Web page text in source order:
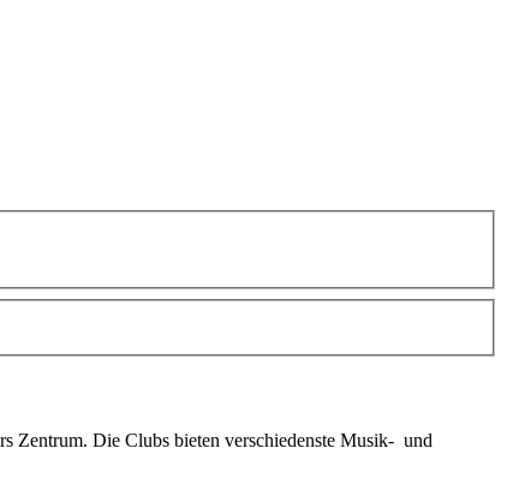
Zentrum. Die Clubs bieten verschiedenste Musik- und